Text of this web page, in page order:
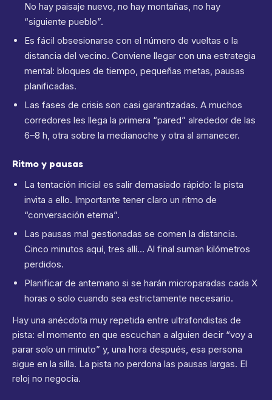
No hay paisaje nuevo, no hay montañas, no hay
“siguiente pueblo”.
Es fácil obsesionarse con el número de vueltas o la
distancia del vecino. Conviene llegar con una estrategia
mental: bloques de tiempo, pequeñas metas, pausas
planificadas.
Las fases de crisis son casi garantizadas. A muchos
corredores les llega la primera “pared” alrededor de las
6–8 h, otra sobre la medianoche y otra al amanecer.
Ritmo y pausas
La tentación inicial es salir demasiado rápido: la pista
invita a ello. Importante tener claro un ritmo de
“conversación eterna”.
Las pausas mal gestionadas se comen la distancia.
Cinco minutos aquí, tres allí… Al final suman kilómetros
perdidos.
Planificar de antemano si se harán microparadas cada X
horas o solo cuando sea estrictamente necesario.
Hay una anécdota muy repetida entre ultrafondistas de
pista: el momento en que escuchan a alguien decir “voy a
parar solo un minuto” y, una hora después, esa persona
sigue en la silla. La pista no perdona las pausas largas. El
reloj no negocia.